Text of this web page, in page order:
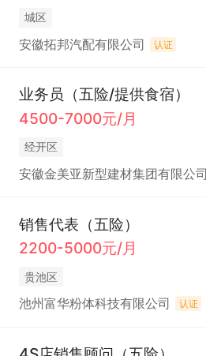
城区
安徽拓邦汽配有限公司 认证
业务员（五险/提供食宿）
4500-7000元/月
经开区
安徽金美亚新型建材集团有限公司
销售代表（五险）
2200-5000元/月
贵池区
池州富华粉体科技有限公司 认证